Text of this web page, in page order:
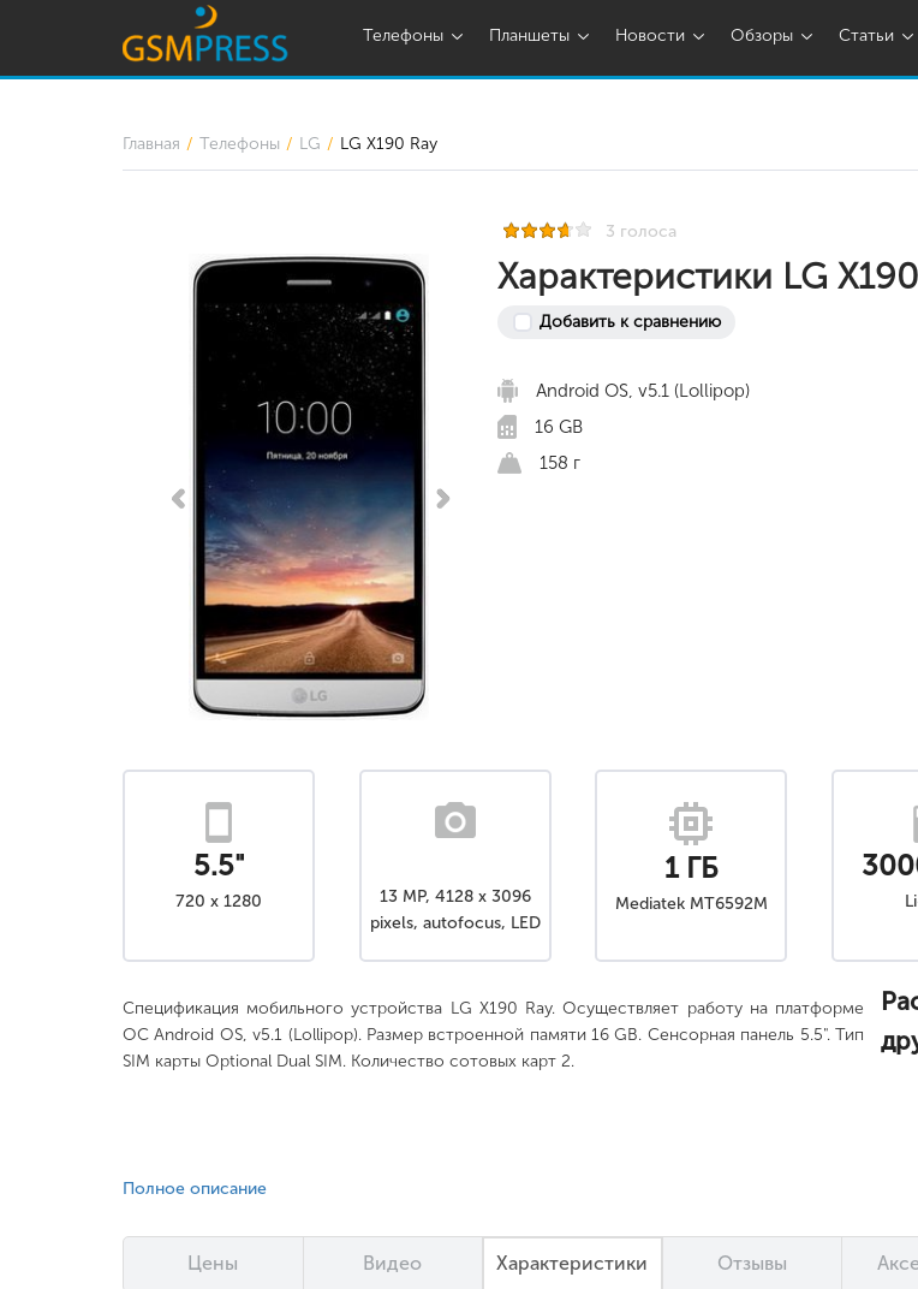
Телефоны Планшеты Новости Обзоры Статьи
Главная Телефоны LG LG X190 Ray
3 голоса
Характеристики LG
Добавить к сравнению
Android OS, v5.1 (Lollipop)
16 GB
158 г
5.5"
720 x 1280
13 MP, 4128 x 3096
pixels, autofocus, LED
1 ГБ
Mediatek MT6592M
Спецификация мобильного устройства LG X190 Ray. Осуществляет работу на платформе
ОС Android OS, v5.1 (Lollipop). Размер встроенной памяти 16 GB. Сенсорная панель 5.5". Тип
SIM карты Optional Dual SIM. Количество сотовых карт 2.
Полное описание
Цены Видео Характеристики Отзывы